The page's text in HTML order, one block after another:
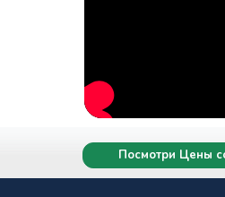
Посмотри Цены